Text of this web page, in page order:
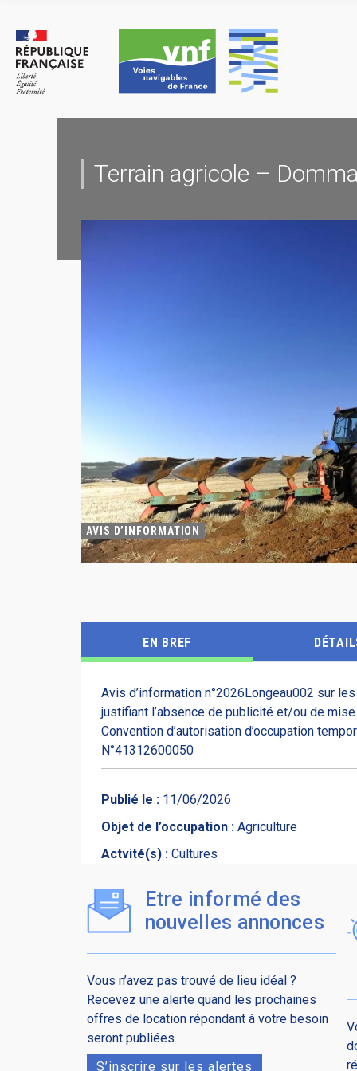
content
Terrain agricole –
AVIS D’INFORMATION
EN BREF
Avis d’information n°2026Longeau002 sur
justifiant l’absence de publicité et/ou de
Convention d’autorisation d’occupation
N°41312600050
Publié le : 11/06/2026
Objet de l’occupation : Agriculture
Actvité(s) : Cultures
Etre informé des
nouvelles annonces
Vous n’avez pas trouvé de lieu idéal ?
Recevez une alerte quand les prochaines
offres de location répondant à votre besoin
seront publiées.
S’inscrire sur les alertes